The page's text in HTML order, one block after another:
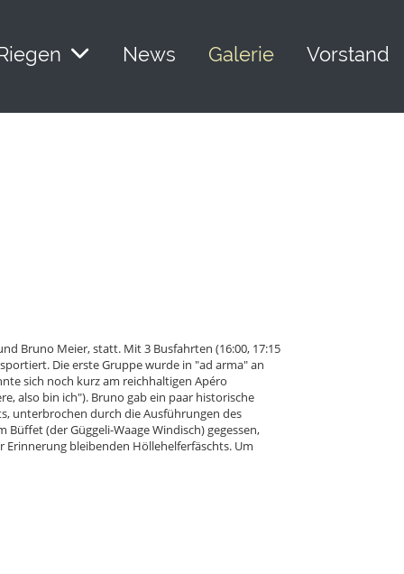
News Galerie Vorstand
Bruno Meier, statt. Mit 3 Busfahrten (16:00, 17:15
Die erste Gruppe wurde in "ad arma" an
sich noch kurz am reichhaltigen Apéro
also bin ich"). Bruno gab ein paar historische
unterbrochen durch die Ausführungen des
(der Güggeli-Waage Windisch) gegessen,
bleibenden Höllehelferfäschts. Um